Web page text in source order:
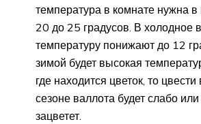
температура в комнате нужна в
20 до 25 градусов. В холодное
температуру понижают до 12
зимой будет высокая
где находится цветок, то
сезоне валлота будет слабо
зацветет.